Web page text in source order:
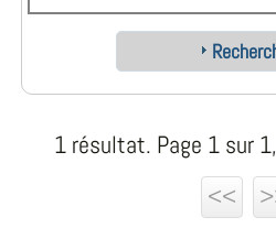
1 résultat. Page 1 sur
<<